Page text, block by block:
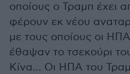
οποίους ο Τραμπ έχει
φέρουν εκ νέου
με τους οποίους οι
έθαψαν το τσεκούρι
Κίνα… Οι ΗΠΑ του